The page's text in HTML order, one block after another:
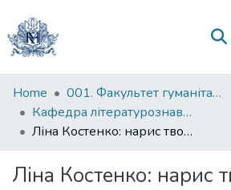
Communities
&
Collections
Home
001. Факультет гуманітарних наук
Кафедра літературознавства імені Володимира Моренця
Ліна Костенко: нарис творчості
Ліна Костенко: нарис